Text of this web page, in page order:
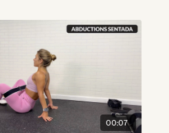
00:07